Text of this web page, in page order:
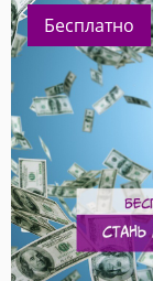
Бесплатно